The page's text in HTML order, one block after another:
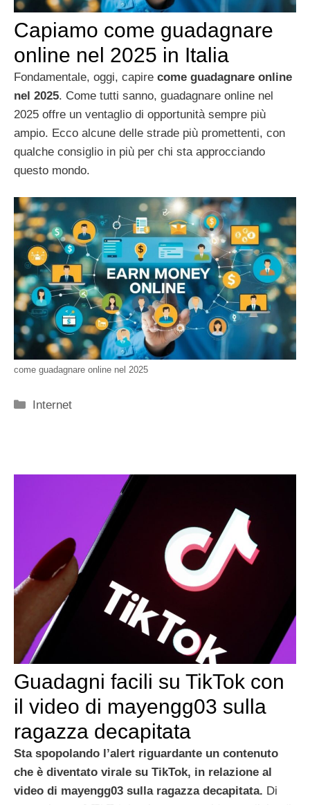
Capiamo come guadagnare
online nel 2025 in Italia
Fondamentale, oggi, capire come guadagnare online
nel 2025. Come tutti sanno, guadagnare online nel
2025 offre un ventaglio di opportunità sempre più
ampio. Ecco alcune delle strade più promettenti, con
qualche consiglio in più per chi sta approcciando
questo mondo.
come guadagnare online nel 2025
Categorie
Internet
Guadagni facili su TikTok con
il video di mayengg03 sulla
ragazza decapitata
Sta spopolando l’alert riguardante un contenuto
che è diventato virale su TikTok, in relazione al
video di mayengg03 sulla ragazza decapitata. Di